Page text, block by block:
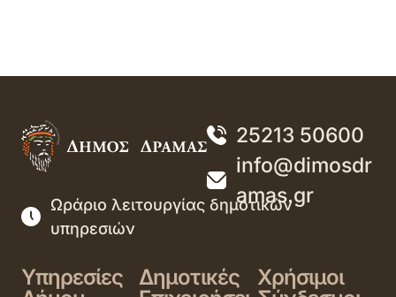
25213 50600
info@dimosdr
amas.gr
Ωράριο λειτουργίας δημοτικών
υπηρεσιών
Υπηρεσίες
Δημοτικές
Χρήσιμοι